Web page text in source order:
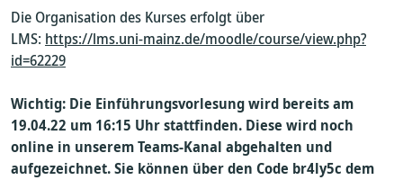
Die Organisation des Kurses erfolgt über
LMS: https://lms.uni-mainz.de/moodle/course/view.php?
id=62229
Wichtig: Die Einführungsvorlesung wird bereits am
19.04.22 um 16:15 Uhr stattfinden. Diese wird noch
online in unserem Teams-Kanal abgehalten und
aufgezeichnet. Sie können über den Code br4ly5c dem